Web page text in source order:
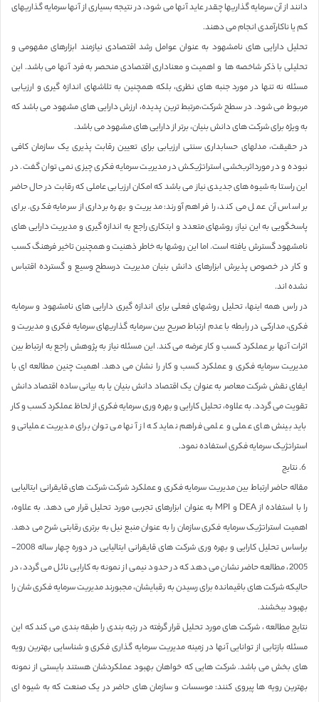
دانند از آن سرمایه گذاریها چقدر عاید آنها می شود، در نتیجه بسیاری از آنها سرمایه گذاریهای
کم یا ناکارآمدی انجام می دهند.
تحلیل دارایی های نامشهود به عنوان عوامل رشد اقتصادی نیازمند ابزارهای مفهومی و
تحلیلی با ذکر شاخصه ها و اهمیت و معناداری اقتصادی منحصر به فرد آنها می باشد. این
مسئله نه تنها در مورد جنبه های نظری، بلکه همچنین به تلاشهای اندازه گیری و ارزیابی
مربوط می شود. در سطح شرکت،مرتبط ترین پدیده، ارزش دارایی های مشهود می باشد که
به ویژه برای شرکت های دانش بنیان، برتر از دارایی های مشهود می باشد.
در حقیقت، مدلهای حسابداری سنتی ارزیابی برای تعیین رقابت پذیری یک سازمان کافی
نبوده و در مورداثربخشی استراتژیکش در مدیریت سرمایه فکری چیزی نمی توان گفت. در
این راستا به شیوه های جدیدی نیاز می باشد که امکان ارزیابی عاملی که رقابت در حال حاضر
بر اساس آن عمل می کند، را فراهم آورند: مدیریت و بهره برداری از سرمایه فکری. برای
پاسخگویی به این نیاز، روشهای متعدد و ابتکاری راجع به اندازه گیری و مدیریت دارایی های
نامشهود گسترش یافته است. اما این روشها به خاطر ذهنیت و همچنین تاخیر فرهنگ کسب
و کار در خصوص پذیرش ابزارهای دانش بنیان مدیریت درسطح وسیع و گسترده اقتباس
نشده اند.
در راس همه اینها، تحلیل روشهای فعلی برای اندازه گیری دارایی های نامشهود و سرمایه
فکری، مدارکی در رابطه با عدم ارتباط صریح بین سرمایه گذاریهای سرمایه فکری و مدیریت و
اثرات آنها بر عملکرد کسب و کار عرضه می کند. این مسئله نیاز به پژوهش راجع به ارتباط بین
مدیریت سرمایه فکری و عملکرد کسب و کار را نشان می دهد. اهمیت چنین مطالعه ای با
ایفای نقش شرکت معاصر به عنوان یک اقتصاد دانش بنیان یا به بیانی ساده اقتصاد دانش
تقویت می گردد. به علاوه، تحلیل کارایی و بهره وری سرمایه فکری از لحاظ عملکرد کسب و کار
باید بینش های عملی و علمی فراهم نماید که از آنها می توان برای مدیریت عملیاتی و
استراتژیک سرمایه فکری استفاده نمود.
مقاله حاضر ارتباط بین مدیریت سرمایه فکری و عملکرد شرکت شرکت های قایقرانی ایتالیایی
را با استفاده از DEA و MPI به عنوان ابزارهای تجربی مورد تحلیل قرار می دهد. به علاوه،
اهمیت استراتژیک سرمایه فکری سازمان را به عنوان منبع نیل به برتری رقابتی شرح می دهد.
براساس تحلیل کارایی و بهره وری شرکت های قایقرانی ایتالیایی در دوره چهار ساله 2008-
2005، مطالعه حاضر نشان می دهد که در حدود نیمی از نمونه به کارایی نائل می گردد، در
حالیکه شرکت های باقیمانده برای رسیدن به رقبایشان، مجبورند مدیریت سرمایه فکری شان را
بهبود ببخشند.
نتایج مطالعه ، شرکت های مورد تحلیل قرار گرفته در رتبه بندی را طبقه بندی می کند که این
مسئله بازتابی از توانایی آنها در زمینه مدیریت سرمایه گذاری فکری و شناسایی بهترین رویه
های بخش می باشد. شرکت هایی که خواهان بهبود عملکردشان هستند بایستی از نمونه
بهترین رویه ها پیروی کنند: موسسات و سازمان های حاضر در یک صنعت که به شیوه ای